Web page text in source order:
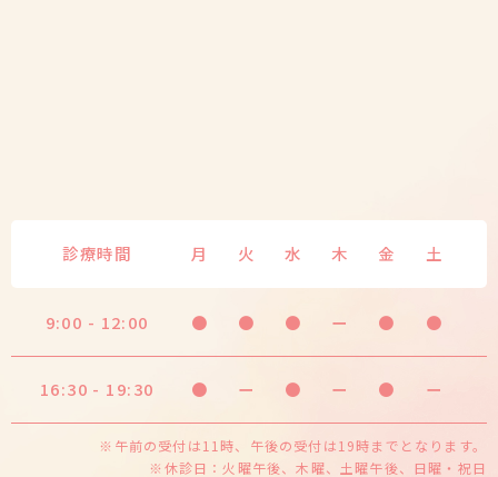
診療時間 月 火 水 木 金 土
9:00 - 12:00 ● ● ● ー ● ●
16:30 - 19:30 ● ー ● ー ● ー
※午前の受付は11時、午後の受付は19時までとなります。
※休診日：火曜午後、木曜、土曜午後、日曜・祝日